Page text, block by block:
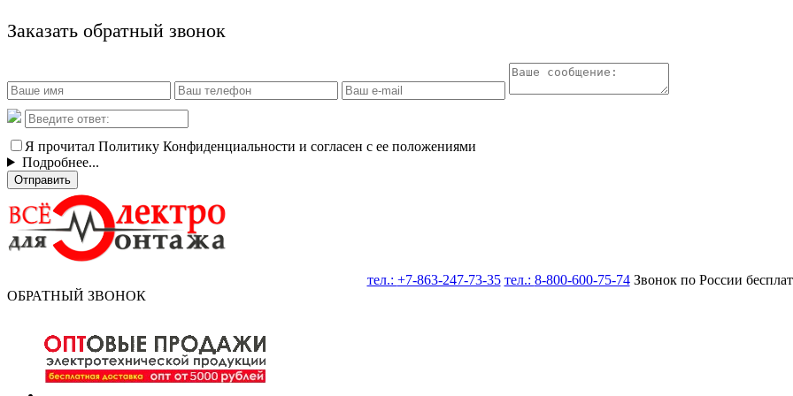
Заказать обратный звонок
Я прочитал Политику Конфиденциальности и согласен с ее положениями
Подробнее...
Отправить
тел.: +7-863-247-73-35 тел.: 8-800-600-75-74Звонок по России
ОБРАТНЫЙ ЗВОНОК